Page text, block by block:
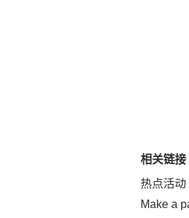
相关链接
热点活动
Make a